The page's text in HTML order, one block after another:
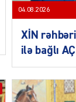
04.08.2026
XİN
ilə bağlı